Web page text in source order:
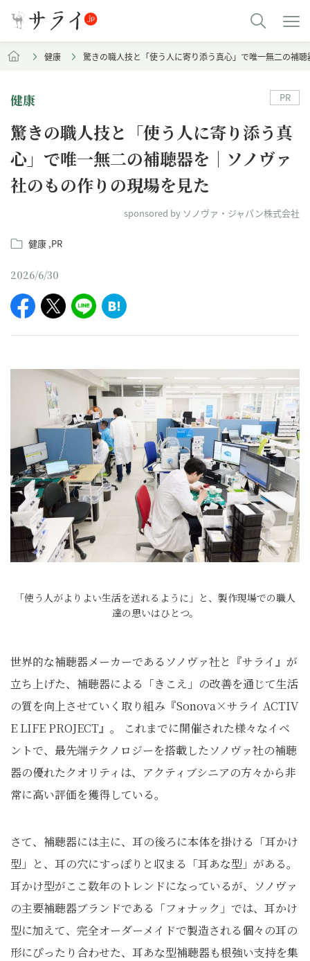
健康 驚きの職人技と「使う人に寄り添う真心」で唯一無二の補
健康
驚きの職人技と「使う人に寄り添う真
心」で唯一無二の補聴器を｜ソノヴァ
社のもの作りの現場を見た
sponsored by ソノヴァ・ジャパン株式会社
健康 PR
2026/6/30
PR
「使う人がよりよい生活を送れるように」と、製作現場での職人
達の思いはひとつ。
世界的な補聴器メーカーであるソノヴァ社と『サライ』が
立ち上げた、補聴器による「きこえ」の改善を通じて生活
の質を向上させていく取り組み『Sonova×サライ ACTIV
E LIFE PROJECT』。 これまでに開催された様々なイベ
ントで、最先端テクノロジーを搭載したソノヴァ社の補聴
器の優れたクオリティは、アクティブシニアの方々から非
常に高い評価を獲得している。
さて、補聴器には主に、耳の後ろに本体を掛ける「耳かけ
型」と、耳の穴にすっぽりと収まる「耳あな型」がある。
耳かけ型がここ数年のトレンドになっているが、ソノヴァ
の主要補聴器ブランドである「フォナック」では、耳かけ
型に加えて、完全オーダーメイドで製造される個々の耳の
形にぴったり合わせた、耳あな型補聴器も根強い支持を集